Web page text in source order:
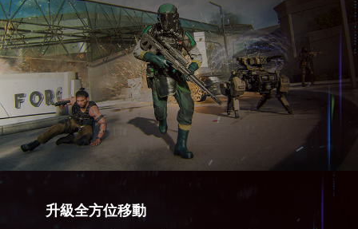
升級全方位移動